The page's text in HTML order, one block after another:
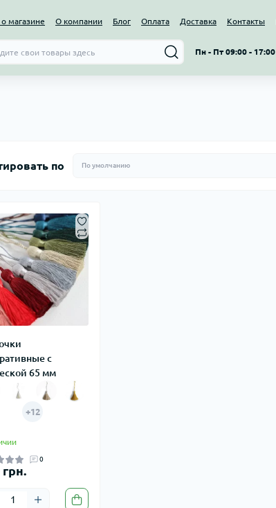
магазине О компании Блог Оплата Доставка Контакты
Пн - Пт 09:00 - 17:00
по
с
65 мм
+12
0
грн.